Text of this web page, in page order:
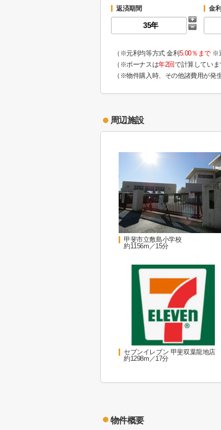
返済期間 金利
（※元利均等方式 金利 5.00％まで※
（※ボーナスは年2回で計算していま
（※物件購入時、その他諸費用が発
周辺施設
甲斐市立敷島小学校
約1156m／15分
セブンイレブン 甲斐双葉龍地店
約1298m／17分
物件概要